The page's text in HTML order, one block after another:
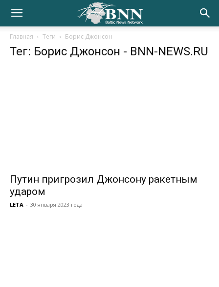
Главная Теги Борис Джонсон
Тег: Борис Джонсон - BNN-NEWS.RU
Путин пригрозил Джонсону ракетным
ударом
LETA - 30 января 2023 года